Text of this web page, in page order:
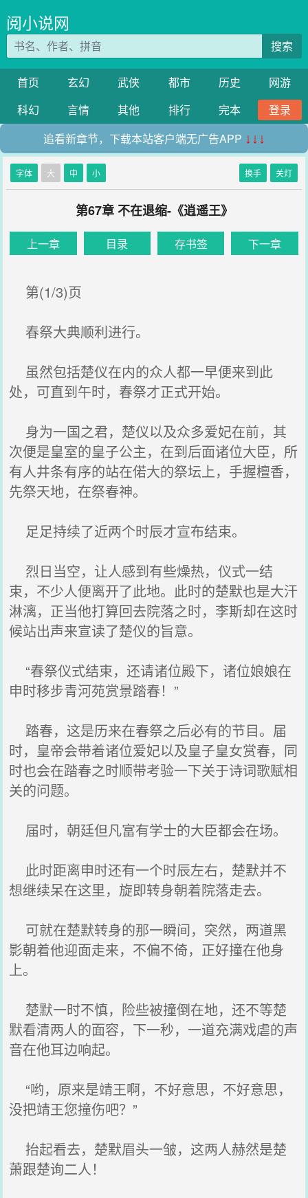
阅小说网
搜索
首页 玄幻 武侠 都市 历史
网游
科幻
言情 其他 排行 完本
登录
追看新章节，下载本站客户端无广告APP ↓↓↓
字体 大 中 小 换手 关灯
第67章 不在退缩-《逍遥王》
上一章 目录 存书签 下一章
第(1/3)页
春祭大典顺利进行。
虽然包括楚仪在内的众人都一早便来到此
处，可直到午时，春祭才正式开始。
身为一国之君，楚仪以及众多爱妃在前，其
次便是皇室的皇子公主，在到后面诸位大臣，所
有人井条有序的站在偌大的祭坛上，手握檀香，
先祭天地，在祭春神。
足足持续了近两个时辰才宣布结束。
烈日当空，让人感到有些燥热，仪式一结
束，不少人便离开了此地。此时的楚默也是大汗
淋漓，正当他打算回去院落之时，李斯却在这时
候站出声来宣读了楚仪的旨意。
“春祭仪式结束，还请诸位殿下，诸位娘娘在
申时移步青河苑赏景踏春！”
踏春，这是历来在春祭之后必有的节目。届
时，皇帝会带着诸位爱妃以及皇子皇女赏春，同
时也会在踏春之时顺带考验一下关于诗词歌赋相
关的问题。
届时，朝廷但凡富有学士的大臣都会在场。
此时距离申时还有一个时辰左右，楚默并不
想继续呆在这里，旋即转身朝着院落走去。
可就在楚默转身的那一瞬间，突然，两道黑
影朝着他迎面走来，不偏不倚，正好撞在他身
上。
楚默一时不慎，险些被撞倒在地，还不等楚
默看清两人的面容，下一秒，一道充满戏虐的声
音在他耳边响起。
“哟，原来是靖王啊，不好意思，不好意思，
没把靖王您撞伤吧？”
抬起看去，楚默眉头一皱，这两人赫然是楚
萧跟楚询二人！